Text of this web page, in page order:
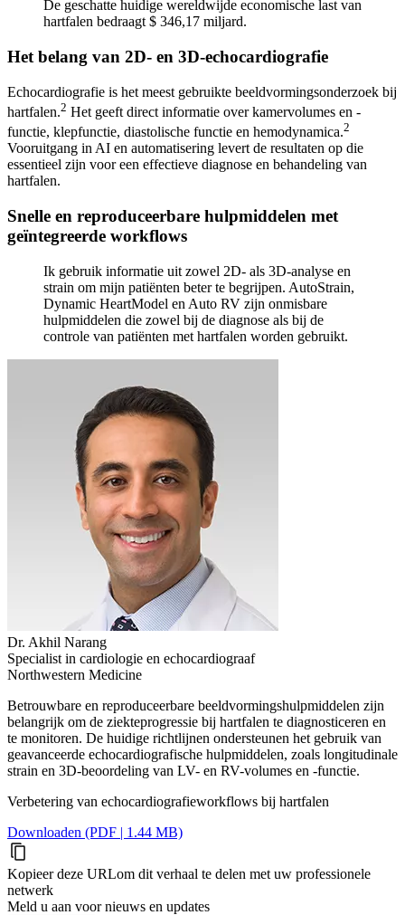
De geschatte huidige wereldwijde economische last van
hartfalen bedraagt $ 346,17 miljard.
Het belang van 2D- en 3D-echocardiografie
Echocardiografie is het meest gebruikte beeldvormingsonderzoek bij
hartfalen.2 Het geeft direct informatie over kamervolumes en -
functie, klepfunctie, diastolische functie en hemodynamica.2
Vooruitgang in AI en automatisering levert de resultaten op die
essentieel zijn voor een effectieve diagnose en behandeling van
hartfalen.
Snelle en reproduceerbare hulpmiddelen met
geïntegreerde workflows
Ik gebruik informatie uit zowel 2D- als 3D-analyse en
strain om mijn patiënten beter te begrijpen. AutoStrain,
Dynamic HeartModel en Auto RV zijn onmisbare
hulpmiddelen die zowel bij de diagnose als bij de
controle van patiënten met hartfalen worden gebruikt.
Dr. Akhil Narang
Specialist in cardiologie en echocardiograaf
Northwestern Medicine
Betrouwbare en reproduceerbare beeldvormingshulpmiddelen zijn
belangrijk om de ziekteprogressie bij hartfalen te diagnosticeren en
te monitoren. De huidige richtlijnen ondersteunen het gebruik van
geavanceerde echocardiografische hulpmiddelen, zoals longitudinale
strain en 3D-beoordeling van LV- en RV-volumes en -functie.
Verbetering van echocardiografieworkflows bij hartfalen
Downloaden (PDF | 1.44 MB)
Kopieer deze URLom dit verhaal te delen met uw professionele
netwerk
Meld u aan voor nieuws en updates